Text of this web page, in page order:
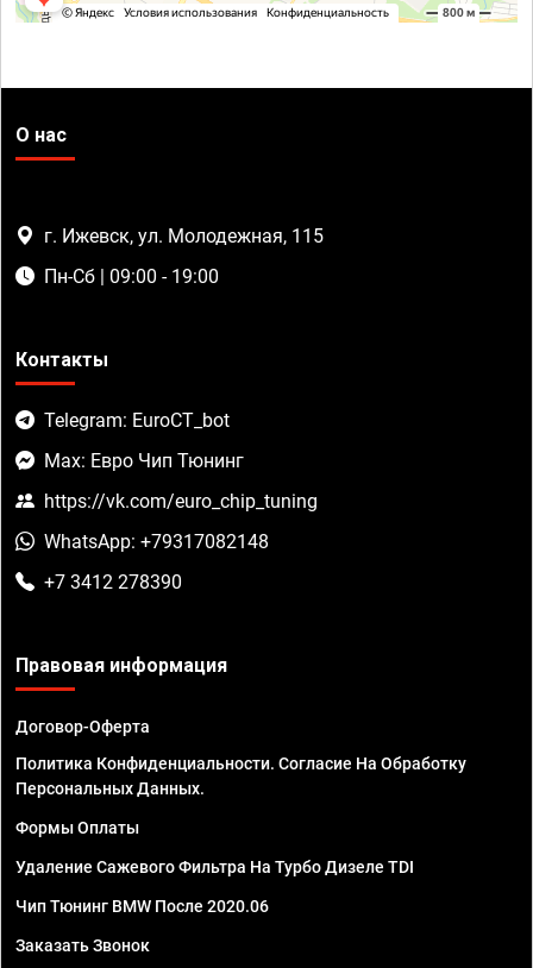
О нас
г. Ижевск, ул. Молодежная, 115
Пн-Сб | 09:00 - 19:00
Контакты
Telegram: EuroCT_bot
Max: Евро Чип Тюнинг
https://vk.com/euro_chip_tuning
WhatsApp: +79317082148
+7 3412 278390
Правовая информация
Договор-Оферта
Политика Конфиденциальности. Согласие На Обработку
Персональных Данных.
Формы Оплаты
Удаление Сажевого Фильтра На Турбо Дизеле TDI
Чип Тюнинг BMW После 2020.06
Заказать Звонок